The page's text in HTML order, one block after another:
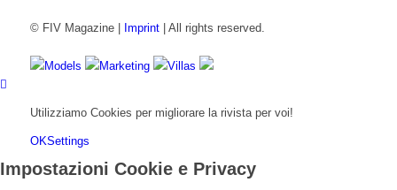
© FIV Magazine | Imprint| All rights reserved.
Models Marketing Villas
Utilizziamo Cookies per migliorare la rivista per voi!
OKSettings
Impostazioni Cookie e Privacy